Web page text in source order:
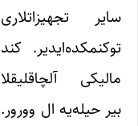
سایر تجهیزاتلاری
توکنمکده‌ایدیر. کند
مالیکی آلچاقلیقلا
بیر حیله‌یه ال وورور.